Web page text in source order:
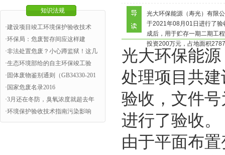
知识法规
·建设项目竣工环境保护验收技术
·环保局：危废暂存间应这样建
·非法处置危废？小心蹲监狱！这几
·生态环境部给的自主环保竣工验
· 固体废物鉴别通则（GB34330-201
· 国家危废名录2016
·3月还在冬防，臭氧浓度就超去年
·环境保护验收技术指南污染影响
光大环保能源（寿光）有限
于2021年08月01日进行了验
成后，用于贮存一期二期工
投资200万元，占地面积
光大环保能
处理项目共
验收，文件
进行了验收。
由于平面布